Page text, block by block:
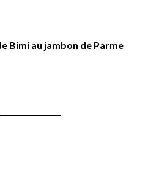
Bimi au jambon de Parme